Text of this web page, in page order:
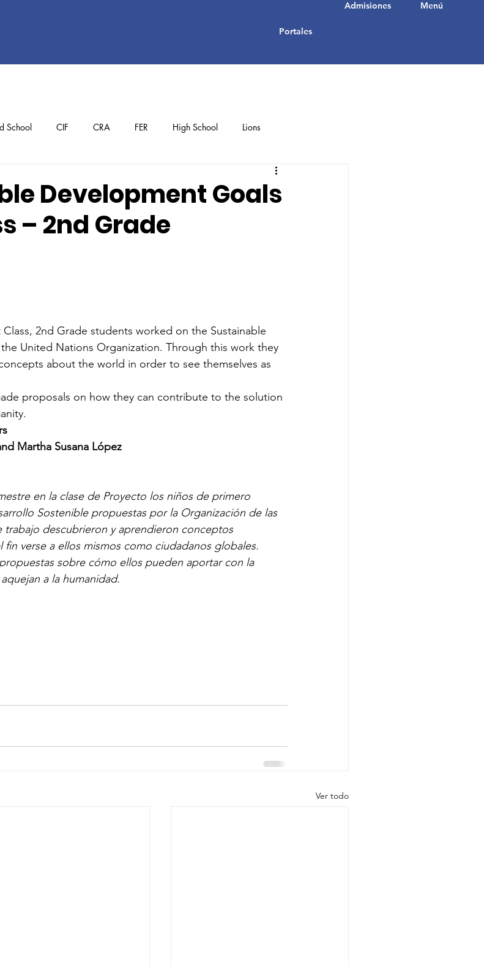
Portales
Menú
Admisiones
School CIF CRA FER High School Lions
Student Achievements
Development Goals
– 2nd Grade
2nd Grade students worked on the Sustainable
United Nations Organization. Through this work they
about the world in order to see themselves as
proposals on how they can contribute to the solution
Martha Susana López
en la clase de Proyecto los niños de primero
Sostenible propuestas por la Organización de las
trabajo descubrieron y aprendieron conceptos
verse a ellos mismos como ciudadanos globales.
propuestas sobre cómo ellos pueden aportar con la
a la humanidad.
Ver todo